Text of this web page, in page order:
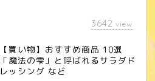
3642 view
【買い物】おすすめ商品 10選
「魔法の雫」と呼ばれるサラダド
レッシング など